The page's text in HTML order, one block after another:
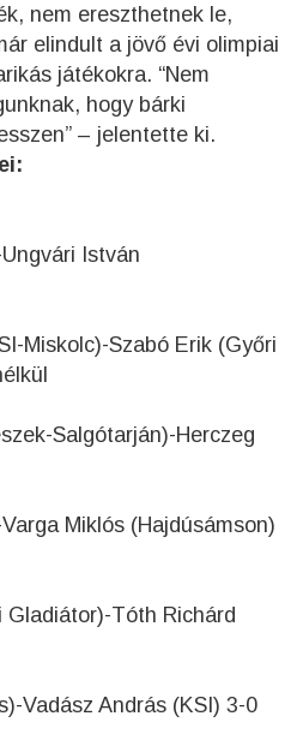
nem ereszthetnek le,
elindult a jövő évi olimpiai
játékokra. “Nem
hogy bárki
– jelentette ki.
István
Miskolc)-Szabó Erik (Győri
Salgótarján)-Herczeg
Miklós (Hajdúsámson)
Gladiátor)-Tóth Richárd
Vadász András (KSI) 3-0